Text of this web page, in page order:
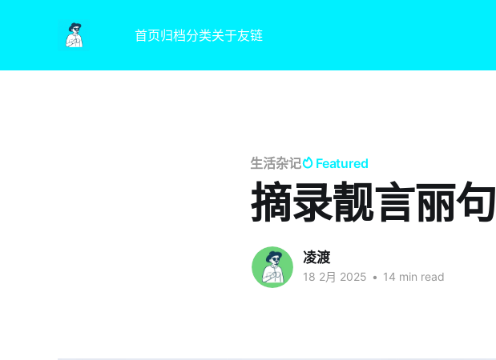
首页归档分类关于友链
生活杂记 Featured
摘录靓言丽句
凌渡
18 2月 2025 • 14 min read